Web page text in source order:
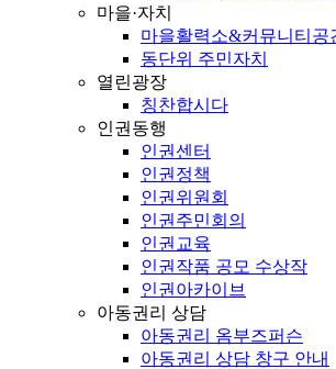
마을·자치
마을활력소&커뮤니티공
동단위 주민자치
열린광장
칭찬합시다
인권동행
인권센터
인권정책
인권위원회
인권주민회의
인권교육
인권작품 공모 수상작
인권아카이브
아동권리 상담
아동권리 옴부즈퍼슨
아동권리 상담 창구 안내